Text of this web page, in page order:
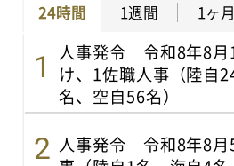
24時間 1週間 1ヶ月
人事発令 令和8年8月
け、1佐職人事（陸自
名、空自56名）
人事発令 令和8年8月